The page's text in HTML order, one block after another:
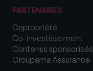
PARTENAIRES
Copropriété
Co-investissement
Contenus sponsorisés
Groupama Assurance